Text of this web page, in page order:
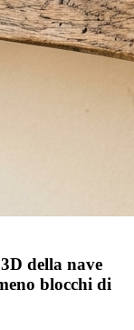
della nave
blocchi di